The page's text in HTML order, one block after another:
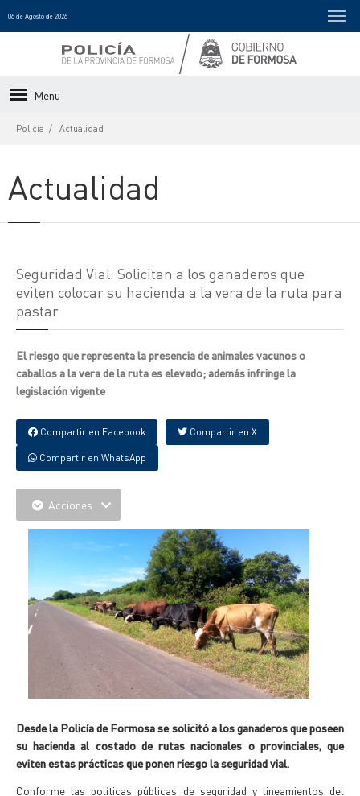
06 de Agosto de 2026
Menu
Policía Actualidad
Actualidad
Seguridad Vial: Solicitan a los ganaderos que
eviten colocar su hacienda a la vera de la ruta para
pastar
El riesgo que representa la presencia de animales vacunos o
caballos a la vera de la ruta es elevado; además infringe la
legislación vigente
Compartir en Facebook Compartir en X
Compartir en WhatsApp
Acciones
Desde la Policía de Formosa se solicitó a los ganaderos que poseen
su hacienda al costado de rutas nacionales o provinciales, que
eviten estas prácticas que ponen riesgo la seguridad vial.
Conforme las políticas públicas de seguridad y lineamientos del